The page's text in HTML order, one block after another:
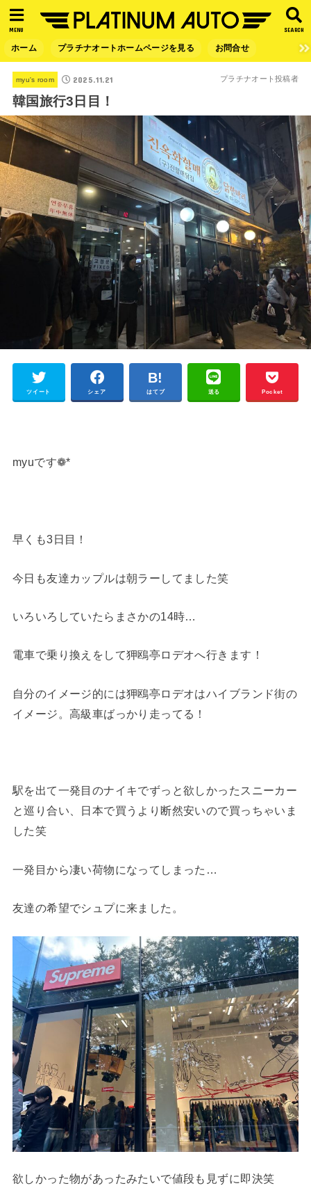
SEARCH
MENU
ホーム プラチナオートホームページを見る お問合せ
myu's room 2025.11.21 プラチナオート投稿者
韓国旅行3日目！
ツイート シェア はてブ 送る Pocket
myuです❁*
早くも3日目！
今日も友達カップルは朝ラーしてました笑
いろいろしていたらまさかの14時…
電車で乗り換えをして狎鴎亭ロデオへ行きます！
自分のイメージ的には狎鴎亭ロデオはハイブランド街の
イメージ。高級車ばっかり走ってる！
駅を出て一発目のナイキでずっと欲しかったスニーカー
と巡り合い、日本で買うより断然安いので買っちゃいま
した笑
一発目から凄い荷物になってしまった…
友達の希望でシュプに来ました。
欲しかった物があったみたいで値段も見ずに即決笑